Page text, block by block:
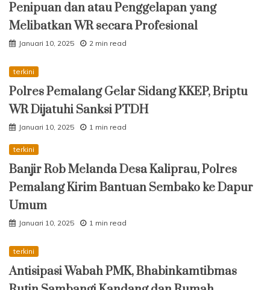
Penipuan dan atau Penggelapan yang
Melibatkan WR secara Profesional
Januari 10, 2025 2 min read
terkini
Polres Pemalang Gelar Sidang KKEP, Briptu
WR Dijatuhi Sanksi PTDH
Januari 10, 2025 1 min read
terkini
Banjir Rob Melanda Desa Kaliprau, Polres
Pemalang Kirim Bantuan Sembako ke Dapur
Umum
Januari 10, 2025 1 min read
terkini
Antisipasi Wabah PMK, Bhabinkamtibmas